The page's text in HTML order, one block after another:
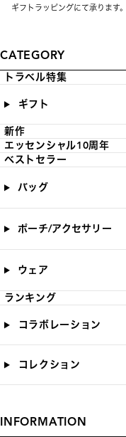
ギフトラッピングにて承ります。
CATEGORY
トラベル特集
ギフト
新作
エッセンシャル10周年
ベストセラー
バッグ
ポーチ/アクセサリー
ウェア
ランキング
コラボレーション
コレクション
INFORMATION